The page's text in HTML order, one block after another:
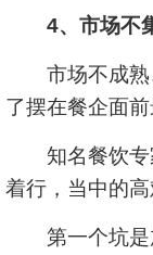
4、市场不
市场不成熟
了摆在餐企面前
知名餐饮专
着行，当中的高
第一个坑是